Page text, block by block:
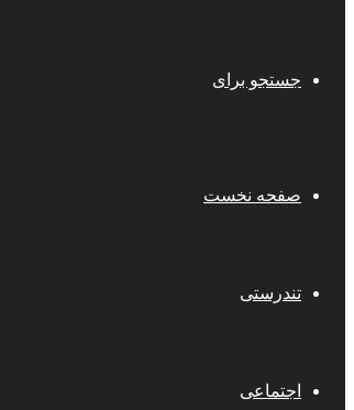
جستجو برای
صفحه نخست
تندرستی
اجتماعی